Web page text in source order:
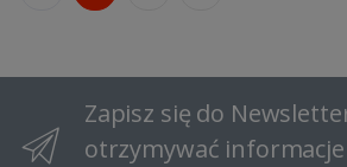
Zapisz się do
otrzymywać